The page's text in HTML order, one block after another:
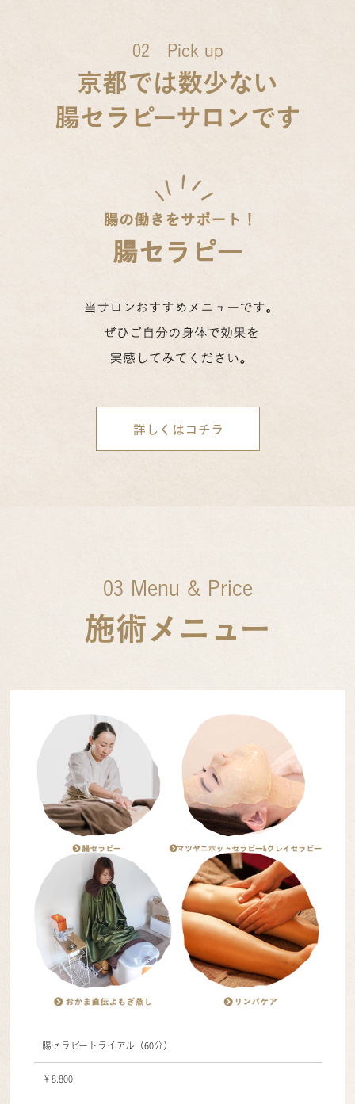
02 Pick up
京都では数少ない
腸セラピーサロンです
03 Menu & Price
施術メニュー
腸セラピートライアル（60分）
￥8,800